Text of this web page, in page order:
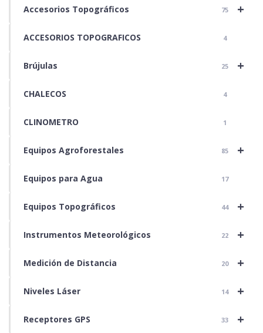
+
Accesorios Topográficos 75
ACCESORIOS TOPOGRAFICOS 4
+
Brújulas 25
CHALECOS 4
CLINOMETRO 1
+
Equipos Agroforestales 85
Equipos para Agua 17
+
Equipos Topográficos 44
+
Instrumentos Meteorológicos 22
+
Medición de Distancia 20
+
Niveles Láser 14
+
Receptores GPS 33